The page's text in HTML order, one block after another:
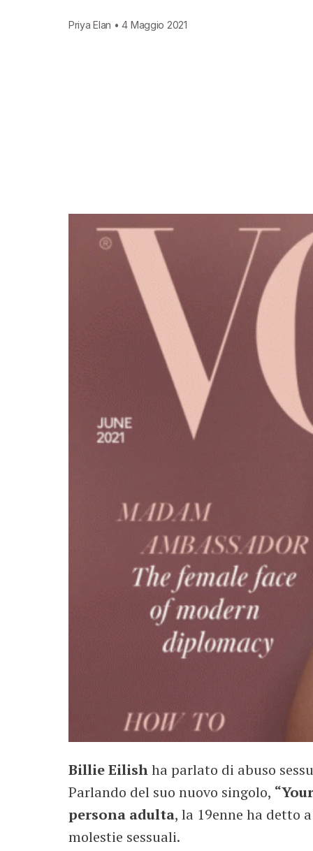
Priya Elan • 4 Maggio 2021
Billie Eilishha parlato di abuso
Parlando del suo nuovo singolo,
persona adulta, la 19enne ha detto
molestie sessuali.